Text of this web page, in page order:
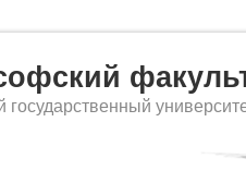
государственный